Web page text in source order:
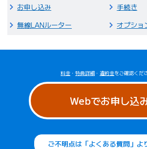
お申し込み
手続き
無線LANルーター
オプショ
料金 ・ 特典詳細 ・ 違約金をご確認くだ
Webでお申し込
ご不明点は「よくある質問」よ